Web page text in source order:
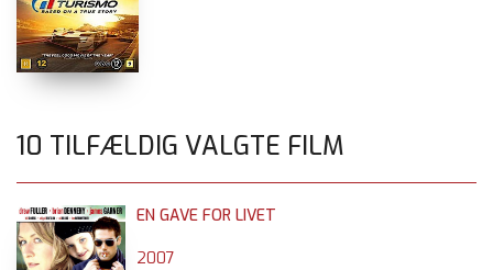
10 TILFÆLDIG VALGTE FILM
EN GAVE FOR LIVET
2007